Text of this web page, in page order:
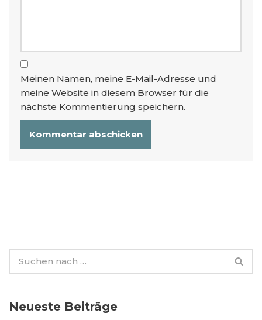
Meinen Namen, meine E-Mail-Adresse und
meine Website in diesem Browser für die
nächste Kommentierung speichern.
Neueste Beiträge